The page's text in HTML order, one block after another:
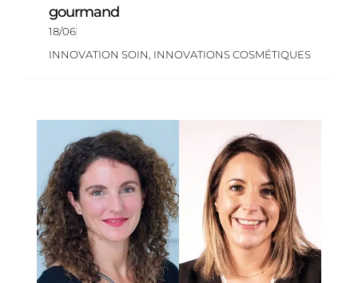
gourmand
18/06
INNOVATION SOIN INNOVATIONS COSMÉTIQUES